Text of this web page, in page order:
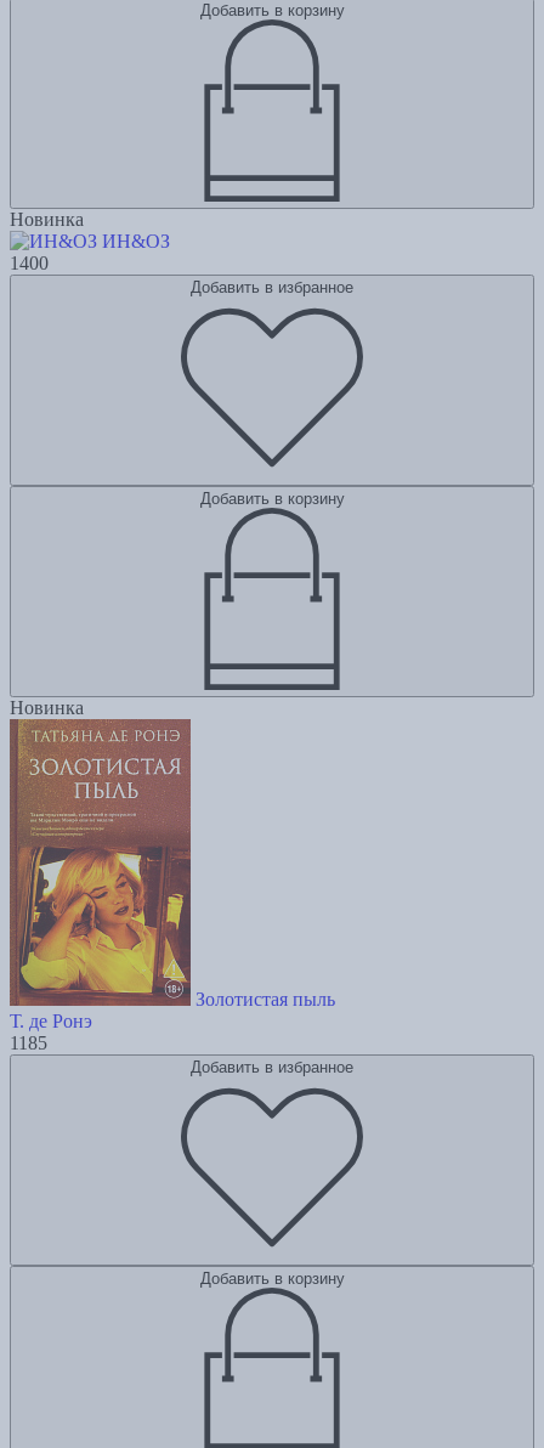
Добавить в корзину
Новинка
ИН&ОЗ
1400
Добавить в избранное
Добавить в корзину
Новинка
Золотистая пыль
Т. де Ронэ
1185
Добавить в избранное
Добавить в корзину